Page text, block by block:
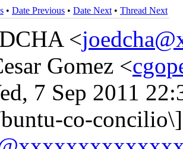
• Date Previous • Date Next • Thread Next
<
Gomez <
7 Sep 2011
co-